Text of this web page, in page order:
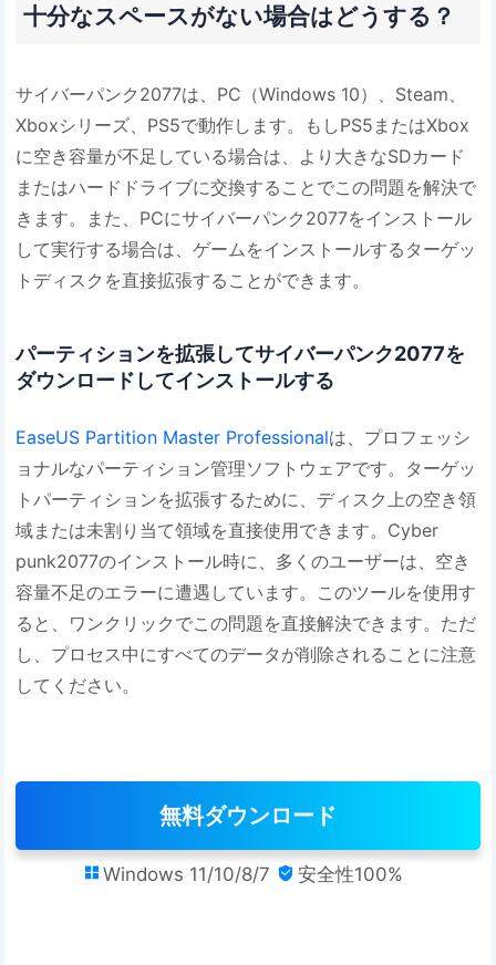
十分なスペースがない場合はどうする？
サイバーパンク2077は、PC（Windows 10）、Steam、
Xboxシリーズ、PS5で動作します。もしPS5またはXbox
に空き容量が不足している場合は、より大きなSDカード
またはハードドライブに交換することでこの問題を解決で
きます。また、PCにサイバーパンク2077をインストール
して実行する場合は、ゲームをインストールするターゲッ
トディスクを直接拡張することができます。
パーティションを拡張してサイバーパンク2077を
ダウンロードしてインストールする
EaseUS Partition Master Professionalは、プロフェッシ
ョナルなパーティション管理ソフトウェアです。ターゲッ
トパーティションを拡張するために、ディスク上の空き領
域または未割り当て領域を直接使用できます。Cyber​​
punk2077のインストール時に、多くのユーザーは、空き
容量不足のエラーに遭遇しています。このツールを使用す
ると、ワンクリックでこの問題を直接解決できます。ただ
し、プロセス中にすべてのデータが削除されることに注意
してください。
無料ダウンロード
 Windows 11/10/8/7  安全性100%